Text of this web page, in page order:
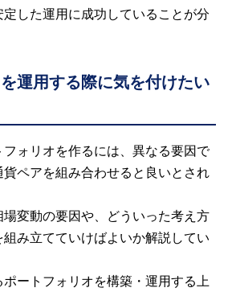
定した運用に成功していることが分
運用する際に気を付けたい
フォリオを作るには、異なる要因で
貨ペアを組み合わせると良いとされ
変動の要因や、どういった考え方
み立てていけばよいか解説してい
ートフォリオを構築・運用する上